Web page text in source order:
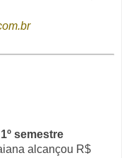
semestre
alcançou R$